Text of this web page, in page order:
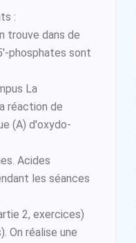
:
trouve dans de
phosphates sont
La
réaction de
(A) d'oxydo-
Acides
les séances
2, exercices)
On réalise une